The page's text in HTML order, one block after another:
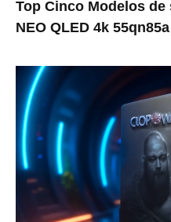
Top Cinco Modelos de
NEO QLED 4k 55qn85a